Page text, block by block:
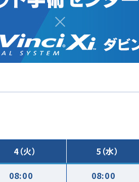
4（火） 5（水）
08:00
08:00